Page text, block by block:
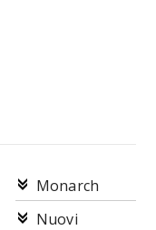
Monarch
Nuovi